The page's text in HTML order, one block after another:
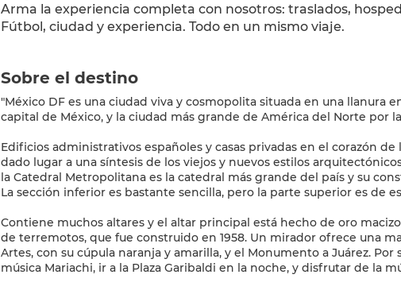
Arma la experiencia completa con nosotros: traslados,
Fútbol, ciudad y experiencia. Todo en un mismo viaje.
Sobre el destino
"México DF es una ciudad viva y cosmopolita situada en una llanura
capital de México, y la ciudad más grande de América del Norte por
Edificios administrativos españoles y casas privadas en el corazón
dado lugar a una síntesis de los viejos y nuevos estilos
la Catedral Metropolitana es la catedral más grande del país y su
La sección inferior es bastante sencilla, pero la parte superior es de
Contiene muchos altares y el altar principal está hecho de oro
de terremotos, que fue construido en 1958. Un mirador ofrece una
Artes, con su cúpula naranja y amarilla, y el Monumento a Juárez.
música Mariachi, ir a la Plaza Garibaldi en la noche, y disfrutar de la